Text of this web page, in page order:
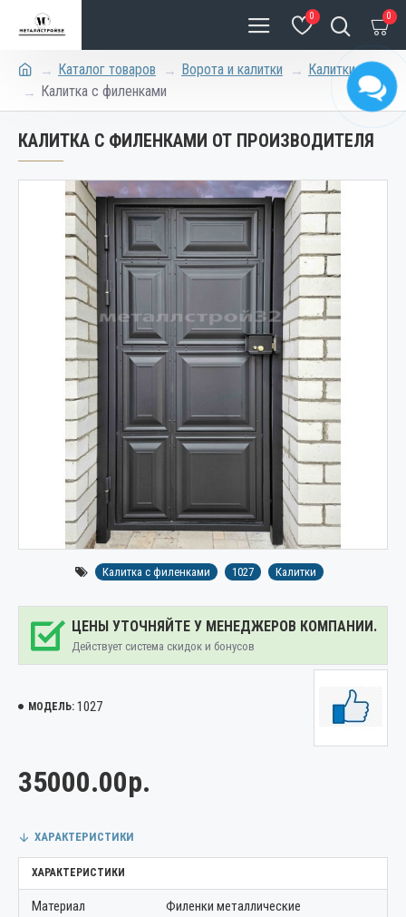
0 0
Каталог товаров Ворота и калитки
Калитки
Калитка с филенками
КАЛИТКА С ФИЛЕНКАМИ ОТ ПРОИЗВОДИТЕЛЯ
Калитка с филенками 1027 Калитки
ЦЕНЫ УТОЧНЯЙТЕ У МЕНЕДЖЕРОВ КОМПАНИИ.
Действует система скидок и бонусов
МОДЕЛЬ: 1027
35000.00р.
ХАРАКТЕРИСТИКИ
ХАРАКТЕРИСТИКИ
Материал Филенки металлические